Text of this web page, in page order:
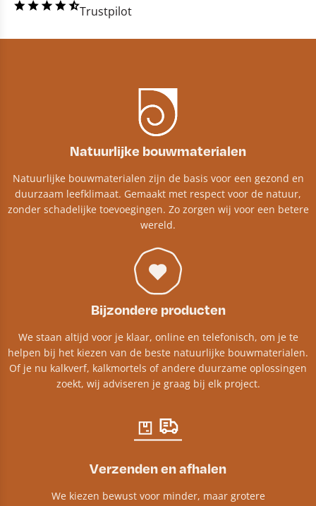
Trustpilot
Natuurlijke bouwmaterialen
Natuurlijke bouwmaterialen zijn de basis voor een gezond en
duurzaam leefklimaat. Gemaakt met respect voor de natuur,
zonder schadelijke toevoegingen. Zo zorgen wij voor een betere
wereld.
Bijzondere producten
We staan altijd voor je klaar, online en telefonisch, om je te
helpen bij het kiezen van de beste natuurlijke bouwmaterialen.
Of je nu kalkverf, kalkmortels of andere duurzame oplossingen
zoekt, wij adviseren je graag bij elk project.​
Verzenden en afhalen
We kiezen bewust voor minder, maar grotere